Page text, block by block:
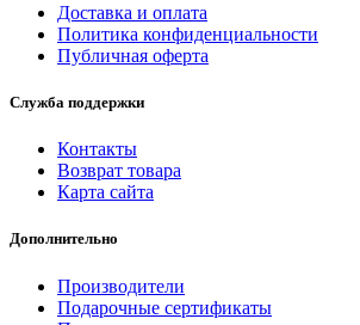
Доставка и оплата
Политика конфиденциальности
Публичная оферта
Служба поддержки
Контакты
Возврат товара
Карта сайта
Дополнительно
Производители
Подарочные сертификаты